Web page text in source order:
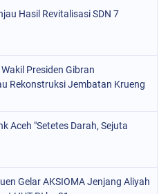
Hasil Revitalisasi SDN 7
Presiden Gibran
Rekonstruksi Jembatan Krueng
Aceh "Setetes Darah, Sejuta
Gelar AKSIOMA Jenjang Aliyah